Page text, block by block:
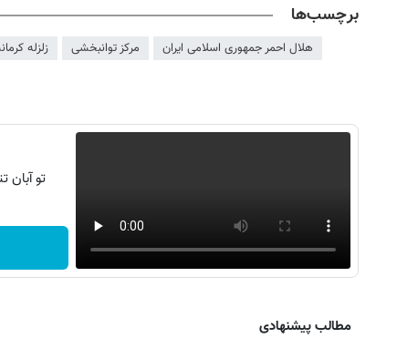
برچسب‌ها
هلال احمر جمهوری اسلامی ایران مرکز توانبخشی زلزله
تو
مطالب پیشنهادی